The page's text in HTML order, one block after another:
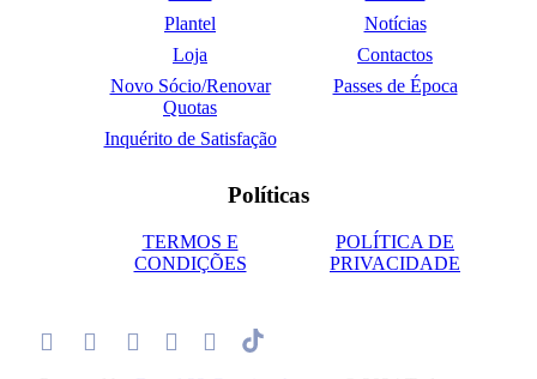
Plantel
Notícias
Loja
Contactos
Novo Sócio/Renovar
Quotas
Passes de Época
Inquérito de Satisfação
Políticas
TERMOS E
CONDIÇÕES
POLÍTICA DE
PRIVACIDADE